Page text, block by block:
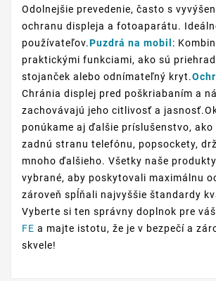
Odolnejšie prevedenie, často s
ochranu displeja a fotoaparátu.
používateľov.Puzdrá na mobil :
praktickými funkciami, ako sú
stojanček alebo odnímateľný kryt.
Chránia displej pred poškriabaním a
zachovávajú jeho citlivosť a
ponúkame aj ďalšie príslušenstvo, ako
zadnú stranu telefónu, popsockety,
mnoho ďalšieho. Všetky naše
vybrané, aby poskytovali maximálnu
zároveň spĺňali najvyššie štandardy
Vyberte si ten správny doplnok pre váš
FE a majte istotu, že je v bezpečí a
skvele!